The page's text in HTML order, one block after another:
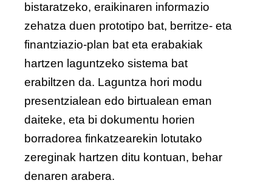
bistaratzeko, eraikinaren informazio
zehatza duen prototipo bat, berritze- eta
finantziazio-plan bat eta erabakiak
hartzen laguntzeko sistema bat
erabiltzen da. Laguntza hori modu
presentzialean edo birtualean eman
daiteke, eta bi dokumentu horien
borradorea finkatzearekin lotutako
zereginak hartzen ditu kontuan, behar
denaren arabera.